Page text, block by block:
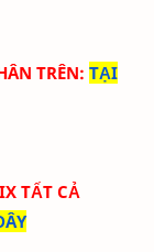
TRÊN: TẠI
TẤT CẢ